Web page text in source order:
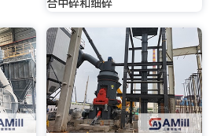
合中碎和细碎